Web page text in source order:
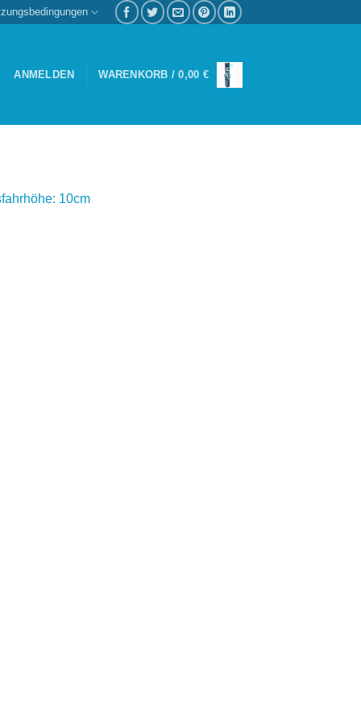
ANMELDEN WARENKORB /0,00 €
10cm